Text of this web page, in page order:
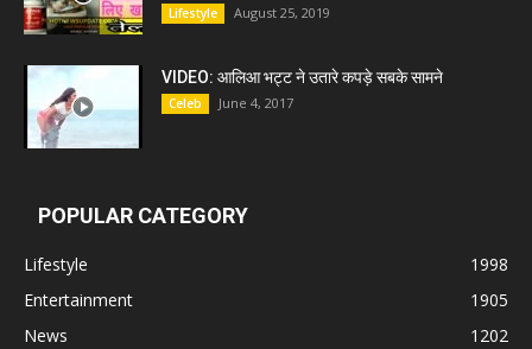
Lifestyle August 25, 2019
VIDEO: आलिआ भट्ट ने उतारे कपड़े सबके सामने
Celeb June 4, 2017
POPULAR CATEGORY
Lifestyle
1998
Entertainment
1905
News
1202